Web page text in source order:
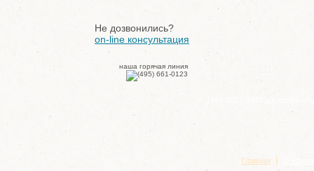
Не дозвонились?
on-line консультация
наша горячая линия
Главная | О